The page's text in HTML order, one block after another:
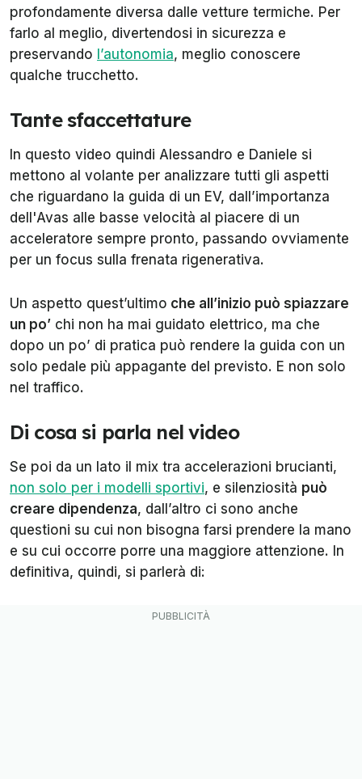
profondamente diversa dalle vetture termiche. Per
farlo al meglio, divertendosi in sicurezza e
preservando l’autonomia, meglio conoscere
qualche trucchetto.
Tante sfaccettature
In questo video quindi Alessandro e Daniele si
mettono al volante per analizzare tutti gli aspetti
che riguardano la guida di un EV, dall’importanza
dell'Avas alle basse velocità al piacere di un
acceleratore sempre pronto, passando ovviamente
per un focus sulla frenata rigenerativa.
Un aspetto quest’ultimo che all’inizio può spiazzare
un po’ chi non ha mai guidato elettrico, ma che
dopo un po’ di pratica può rendere la guida con un
solo pedale più appagante del previsto. E non solo
nel traffico.
Di cosa si parla nel video
Se poi da un lato il mix tra accelerazioni brucianti,
non solo per i modelli sportivi, e silenziosità può
creare dipendenza, dall’altro ci sono anche
questioni su cui non bisogna farsi prendere la mano
e su cui occorre porre una maggiore attenzione. In
definitiva, quindi, si parlerà di: